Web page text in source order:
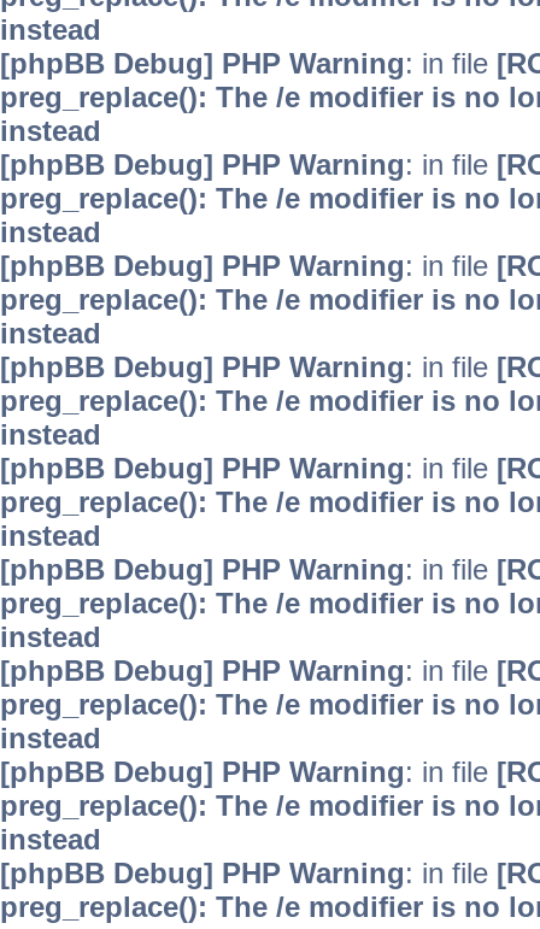
instead
[phpBB Debug] PHP Warning: in file
preg_replace(): The /e modifier is no
instead
[phpBB Debug] PHP Warning: in file
preg_replace(): The /e modifier is no
instead
[phpBB Debug] PHP Warning: in file
preg_replace(): The /e modifier is no
instead
[phpBB Debug] PHP Warning: in file
preg_replace(): The /e modifier is no
instead
[phpBB Debug] PHP Warning: in file
preg_replace(): The /e modifier is no
instead
[phpBB Debug] PHP Warning: in file
preg_replace(): The /e modifier is no
instead
[phpBB Debug] PHP Warning: in file
preg_replace(): The /e modifier is no
instead
[phpBB Debug] PHP Warning: in file
preg_replace(): The /e modifier is no
instead
[phpBB Debug] PHP Warning: in file
preg_replace(): The /e modifier is no